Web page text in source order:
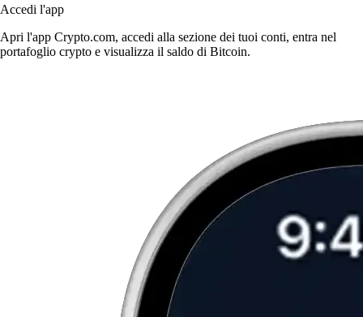
Accedi l'app
Apri l'app Crypto.com, accedi alla sezione dei tuoi conti, entra nel
portafoglio crypto e visualizza il saldo di Bitcoin.